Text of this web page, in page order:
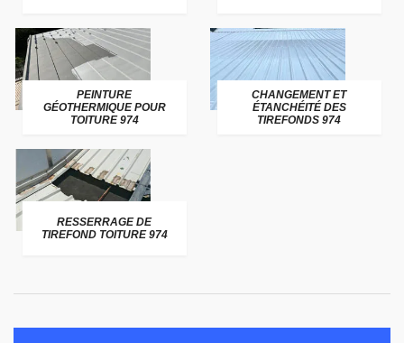
PEINTURE
GÉOTHERMIQUE POUR
TOITURE 974
CHANGEMENT ET
ÉTANCHÉITÉ DES
TIREFONDS 974
RESSERRAGE DE
TIREFOND TOITURE 974